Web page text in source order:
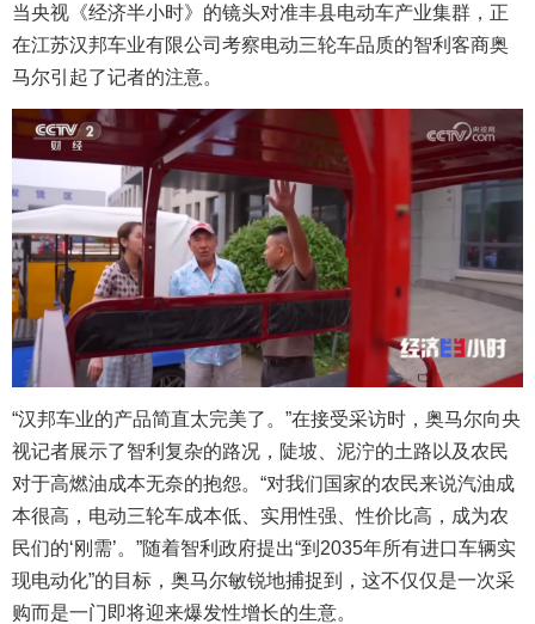
当央视《经济半小时》的镜头对准丰县电动车产业集群，正
在江苏汉邦车业有限公司考察电动三轮车品质的智利客商奥
马尔引起了记者的注意。
“汉邦车业的产品简直太完美了。”在接受采访时，奥马尔向央
视记者展示了智利复杂的路况，陡坡、泥泞的土路以及农民
对于高燃油成本无奈的抱怨。“对我们国家的农民来说汽油成
本很高，电动三轮车成本低、实用性强、性价比高，成为农
民们的‘刚需’。”随着智利政府提出“到2035年所有进口车辆实
现电动化”的目标，奥马尔敏锐地捕捉到，这不仅仅是一次采
购而是一门即将迎来爆发性增长的生意。